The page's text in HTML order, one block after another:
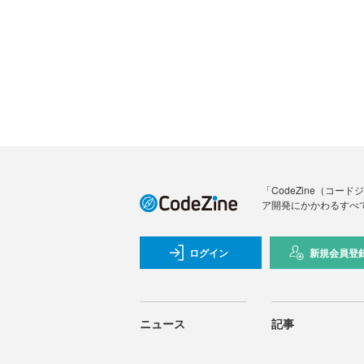
「CodeZine（コード
ア開発にかかわるすべ
ログイン 新規会員登
ニュース 記事